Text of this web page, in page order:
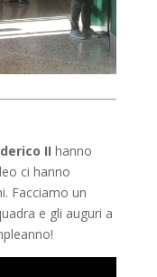
II hanno
ci hanno
Facciamo un
e gli auguri a